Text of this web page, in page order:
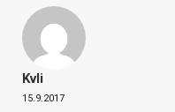
Kvli
15.9.2017